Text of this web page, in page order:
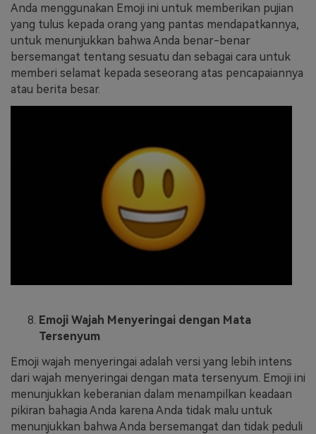
Anda menggunakan Emoji ini untuk memberikan pujian
yang tulus kepada orang yang pantas mendapatkannya,
untuk menunjukkan bahwa Anda benar-benar
bersemangat tentang sesuatu dan sebagai cara untuk
memberi selamat kepada seseorang atas pencapaiannya
atau berita besar.
Emoji Wajah Menyeringai dengan Mata
Tersenyum
Emoji wajah menyeringai adalah versi yang lebih intens
dari wajah menyeringai dengan mata tersenyum. Emoji ini
menunjukkan keberanian dalam menampilkan keadaan
pikiran bahagia Anda karena Anda tidak malu untuk
menunjukkan bahwa Anda bersemangat dan tidak peduli